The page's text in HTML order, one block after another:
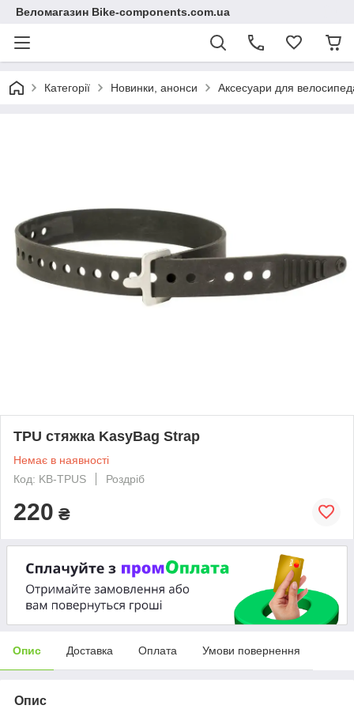
Веломагазин Bike-components.com.ua
Категорії Новинки, анонси Аксесуари для
TPU стяжка KasyBag Strap
Немає в наявності
Код: KB-TPUS
Роздріб
220 ₴
Опис Доставка Оплата Умови повернення
Опис